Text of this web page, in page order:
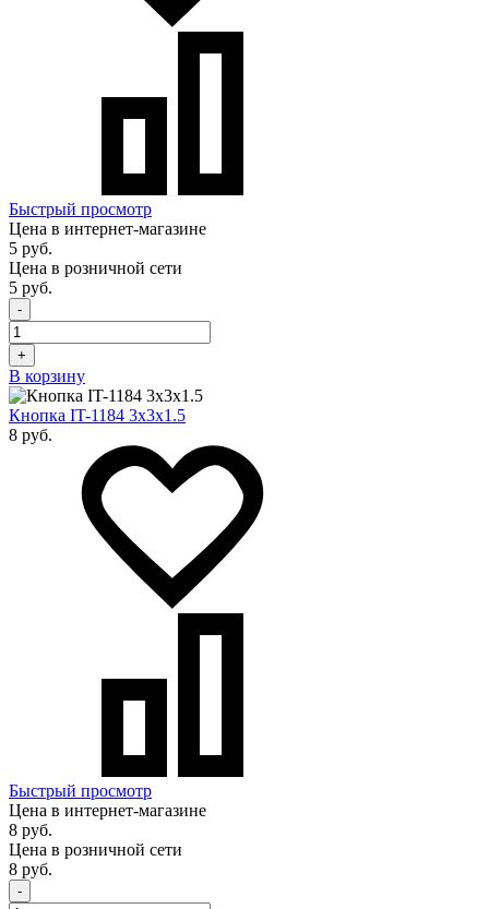
Быстрый просмотр
Цена в интернет-магазине
5 руб.
Цена в розничной сети
5 руб.
-
+
В корзину
Кнопка IT-1184 3x3х1.5
8 руб.
Быстрый просмотр
Цена в интернет-магазине
8 руб.
Цена в розничной сети
8 руб.
-